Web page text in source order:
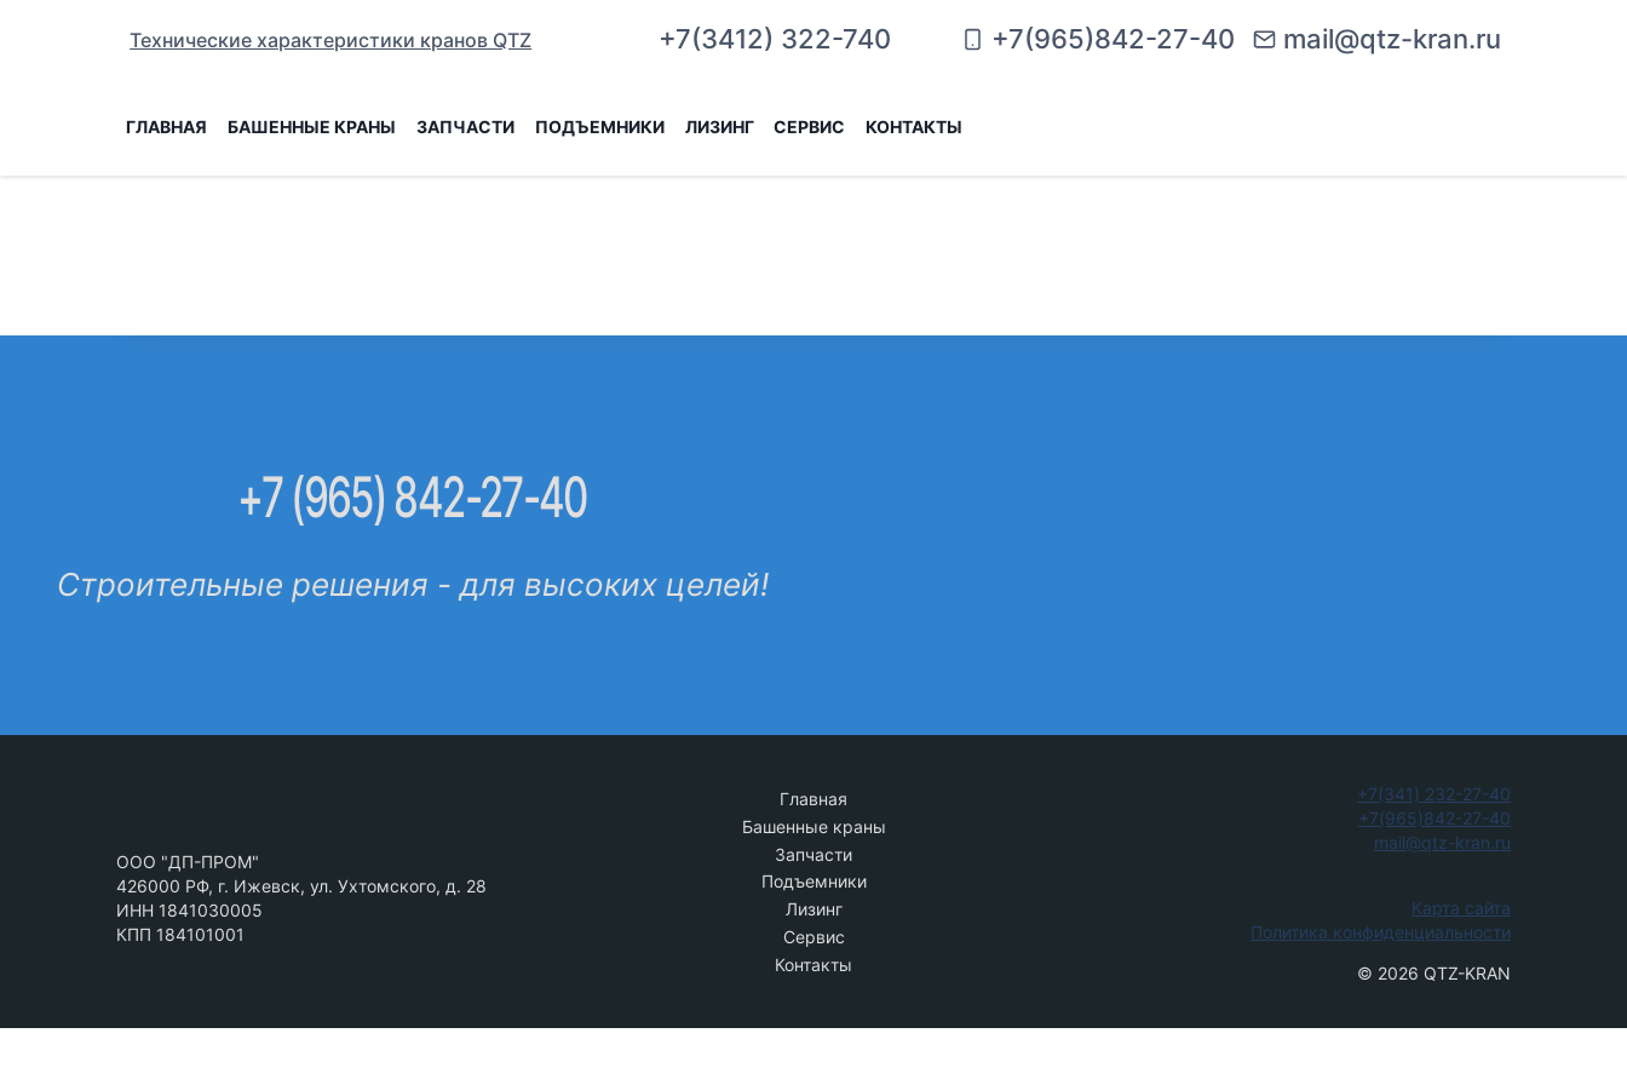
Технические характеристики кранов QTZ +7(3412) 322-740 +7(965)842-27-40 mail@qtz-kran.ru
ГЛАВНАЯ БАШЕННЫЕ КРАНЫ ЗАПЧАСТИ ПОДЪЕМНИКИ ЛИЗИНГ СЕРВИС КОНТАКТЫ
+7 (965) 842-27-40
Строительные решения - для высоких целей!
ООО "ДП-ПРОМ"
426000 РФ, г. Ижевск, ул. Ухтомского, д. 28
ИНН 1841030005
КПП 184101001
Главная
Башенные краны
Запчасти
Подъемники
Лизинг
Сервис
Контакты
+7(341) 232-27-40
+7(965)842-27-40
mail@qtz-kran.ru
Карта сайта
Политика конфиденциальности
© 2026 QTZ-KRAN